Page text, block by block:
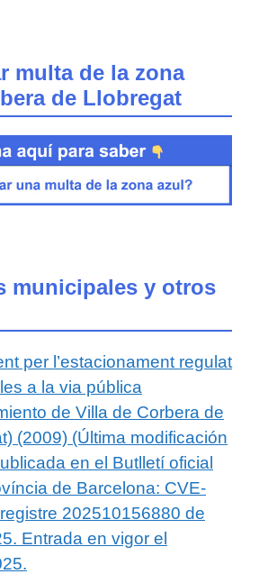
multa de la zona
de Llobregat
municipales y otros
per l’estacionament regulat
a la via pública
de Villa de Corbera de
(2009) (Última modificación
en el Butlletí oficial
de Barcelona: CVE-
202510156880 de
Entrada en vigor el